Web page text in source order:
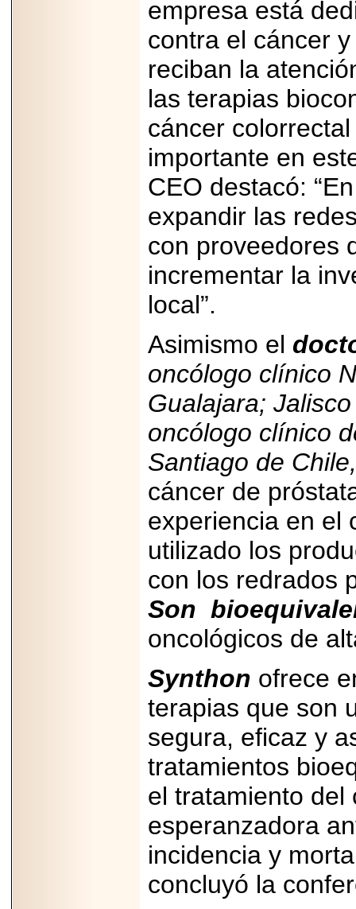
empresa está
contra el cáncer
reciban la
las terapias
cáncer
importante en
CEO destacó:
expandir las
con proveedores
incrementar la
local”.
Asimismo el
oncólogo clínico
Gualajara;
oncólogo clínico
Santiago de
cáncer de
experiencia en el
utilizado los
con los redrados
Son
oncológicos de
Synthon ofrece
terapias que son
segura, eficaz y
tratamientos
el tratamiento del
esperanzadora
incidencia y
concluyó la